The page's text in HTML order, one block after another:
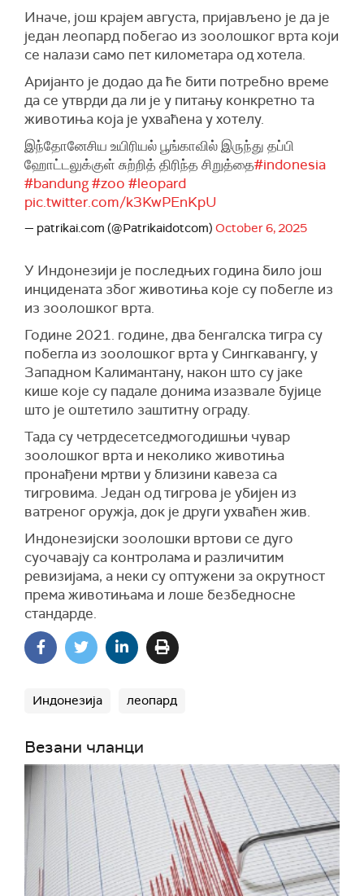
Иначе, још крајем августа, пријављено је да је
један леопард побегао из зоолошког врта који
се налази само пет километара од хотела.
Аријанто је додао да ће бити потребно време
да се утврди да ли је у питању конкретно та
животиња која је ухваћена у хотелу.
இந்தோனேசிய உயிரியல் பூங்காவில் இருந்து தப்பி
ஹோட்டலுக்குள் சுற்றித் திரிந்த சிறுத்தை#indonesia
#bandung#zoo #leopard
pic.twitter.com/k3KwPEnKpU
— patrikai.com (@Patrikaidotcom) October 6, 2025
У Индонезији је последњих година било још
инцидената због животиња које су побегле из
из зоолошког врта.
Године 2021. године, два бенгалска тигра су
побегла из зоолошког врта у Сингкавангу, у
Западном Калимантану, након што су јаке
кише које су падале донима изазвале бујице
што је оштетило заштитну ограду.
Тада су четрдесетседмогодишњи чувар
зоолошког врта и неколико животиња
пронађени мртви у близини кавеза са
тигровима. Један од тигрова је убијен из
ватреног оружја, док је други ухваћен жив.
Индонезијски зоолошки вртови се дуго
суочавају са контролама и различитим
ревизијама, а неки су оптужени за окрутност
према животињама и лоше безбедносне
стандарде.
Индонезија леопард
Везани чланци